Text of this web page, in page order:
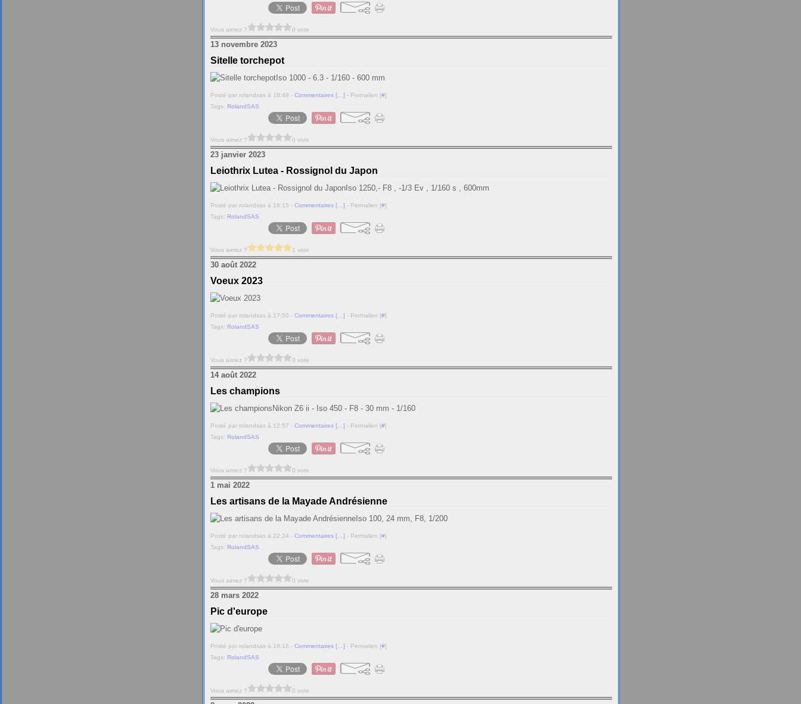
Vous aimez ? 0 vote
13 novembre 2023
Sitelle torchepot
Iso 1000 - 6.3 - 1/160 - 600 mm
Posté par rolandsas à 18:49 - Commentaires [ ] - Permalien [#]
Tags: RolandSAS
Vous aimez ? 0 vote
23 janvier 2023
Leiothrix Lutea - Rossignol du Japon
Iso 1250,- F8 , -1/3 Ev , 1/160 s , 600mm
Posté par rolandsas à 16:15 - Commentaires [ ] - Permalien [#]
Tags: RolandSAS
Vous aimez ? 1 vote
30 août 2022
Voeux 2023
Posté par rolandsas à 17:50 - Commentaires [ ] - Permalien [#]
Tags: RolandSAS
Vous aimez ? 0 vote
14 août 2022
Les champions
Nikon Z6 ii - Iso 450 - F8 - 30 mm - 1/160
Posté par rolandsas à 12:57 - Commentaires [ ] - Permalien [#]
Tags: RolandSAS
Vous aimez ? 0 vote
1 mai 2022
Les artisans de la Mayade Andrésienne
Iso 100, 24 mm, F8, 1/200
Posté par rolandsas à 22:24 - Commentaires [ ] - Permalien [#]
Tags: RolandSAS
Vous aimez ? 0 vote
28 mars 2022
Pic d'europe
Posté par rolandsas à 19:18 - Commentaires [ ] - Permalien [#]
Tags: RolandSAS
Vous aimez ? 0 vote